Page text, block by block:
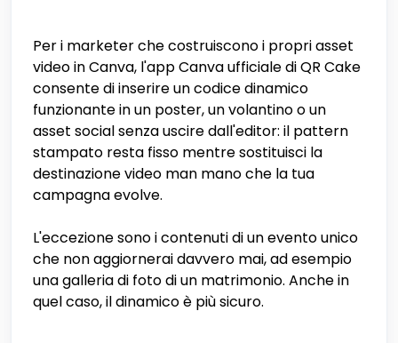
Per i marketer che costruiscono i propri asset
video in Canva, l'app Canva ufficiale di QR Cake
consente di inserire un codice dinamico
funzionante in un poster, un volantino o un
asset social senza uscire dall'editor: il pattern
stampato resta fisso mentre sostituisci la
destinazione video man mano che la tua
campagna evolve.
L'eccezione sono i contenuti di un evento unico
che non aggiornerai davvero mai, ad esempio
una galleria di foto di un matrimonio. Anche in
quel caso, il dinamico è più sicuro.